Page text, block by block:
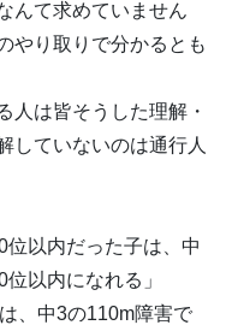
んて求めていません
やり取りで分かるとも
人は皆そうした理解・
していないのは通行人
位以内だった子は、中
以内になれる」
、中3の110m障害で